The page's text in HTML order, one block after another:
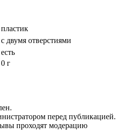
пластик
с двумя отверстиями
есть
0 г
перед публикацией.
проходят модерацию